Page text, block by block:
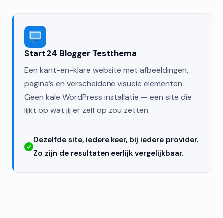
Start24 Blogger Testthema
Een kant-en-klare website met afbeeldingen,
pagina’s en verscheidene visuele elementen.
Geen kale WordPress installatie — een site die
lijkt op wat jij er zelf op zou zetten.
Dezelfde site, iedere keer, bij iedere provider.
Zo zijn de resultaten eerlijk vergelijkbaar.